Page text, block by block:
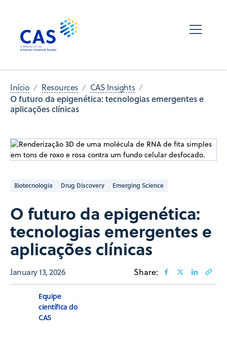
Início Resources CAS Insights
O futuro da epigenética: tecnologias emergentes e
aplicações clínicas
Biotecnologia Drug Discovery Emerging Science
O futuro da epigenética:
tecnologias emergentes e
aplicações clínicas
January 13, 2026 Share:
Equipe
científica do
CAS